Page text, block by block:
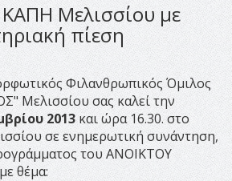
Μελισσίου με
πίεση
Φιλανθρωπικός Όμιλος
Μελισσίου σας καλεί την
2013και ώρα 16.30. στο
σε ενημερωτική συνάντηση,
του ΑΝΟΙΚΤΟΥ
θέμα: